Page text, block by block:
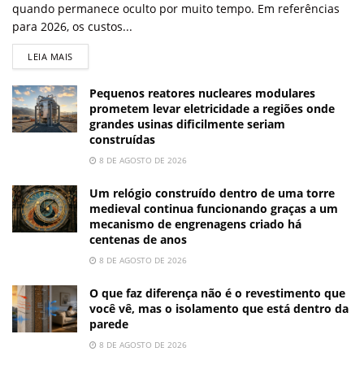
quando permanece oculto por muito tempo. Em referências
para 2026, os custos...
LEIA MAIS
Pequenos reatores nucleares modulares
prometem levar eletricidade a regiões onde
grandes usinas dificilmente seriam
construídas
8 DE AGOSTO DE 2026
Um relógio construído dentro de uma torre
medieval continua funcionando graças a um
mecanismo de engrenagens criado há
centenas de anos
8 DE AGOSTO DE 2026
O que faz diferença não é o revestimento que
você vê, mas o isolamento que está dentro da
parede
8 DE AGOSTO DE 2026